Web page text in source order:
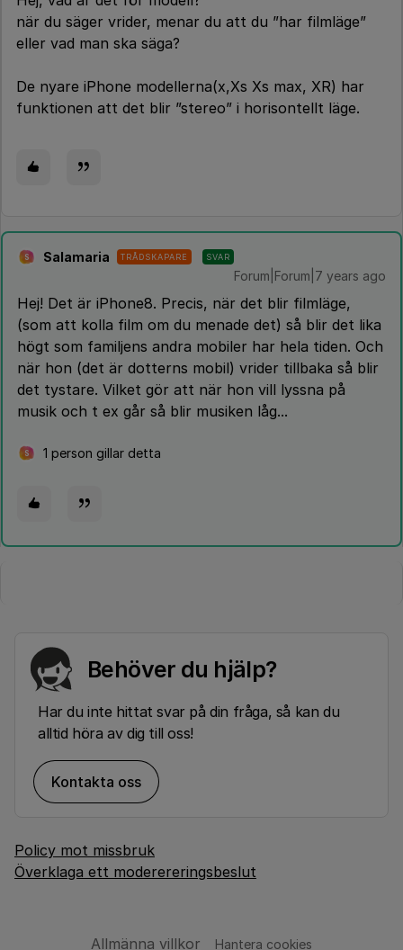
när du säger vrider, menar du att du ”har filmläge”
eller vad man ska säga?
De nyare iPhone modellerna(x,Xs Xs max, XR) har
funktionen att det blir ”stereo” i horisontellt läge.
S Salamaria TRÅDSKAPARE SVAR
Forum|Forum|7 years ago
Hej! Det är iPhone8. Precis, när det blir filmläge,
(som att kolla film om du menade det) så blir det lika
högt som familjens andra mobiler har hela tiden. Och
när hon (det är dotterns mobil) vrider tillbaka så blir
det tystare. Vilket gör att när hon vill lyssna på
musik och t ex går så blir musiken låg...
S 1 person gillar detta
Behöver du hjälp?
Har du inte hittat svar på din fråga, så kan du
alltid höra av dig till oss!
Kontakta oss
Policy mot missbruk
Överklaga ett moderereringsbeslut
Allmänna villkor Hantera cookies